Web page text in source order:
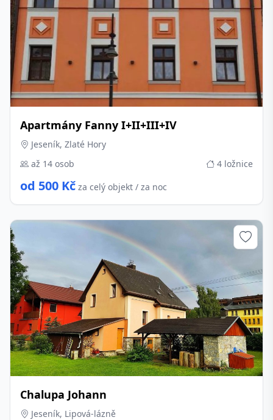
Apartmány Fanny I+II+III+IV
Jeseník, Zlaté Hory
až 14 osob
4 ložnice
od 500 Kč za celý objekt / za noc
Chalupa Johann
Jeseník, Lipová-lázně